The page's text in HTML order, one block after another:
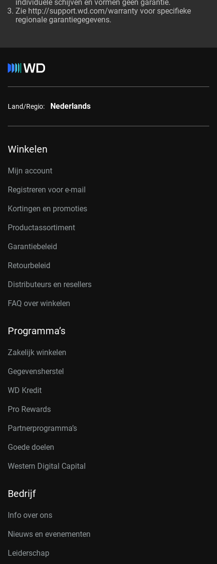
individuele schijven en vormen geen garantie.
Zie http://support.wd.com/warranty voor specifieke
regionale garantiegegevens.
Land/Regio: Nederlands
Winkelen
Mijn account
Registreren voor e-mail
Kortingen en promoties
Productassortiment
Garantiebeleid
Retourbeleid
Distributeurs en resellers
FAQ over winkelen
Programma’s
Zakelijk winkelen
Gegevensherstel
WD Kredit
Pro Rewards
Partnerprogramma’s
Goede doelen
Western Digital Capital
Bedrijf
Info over ons
Nieuws en evenementen
Leiderschap